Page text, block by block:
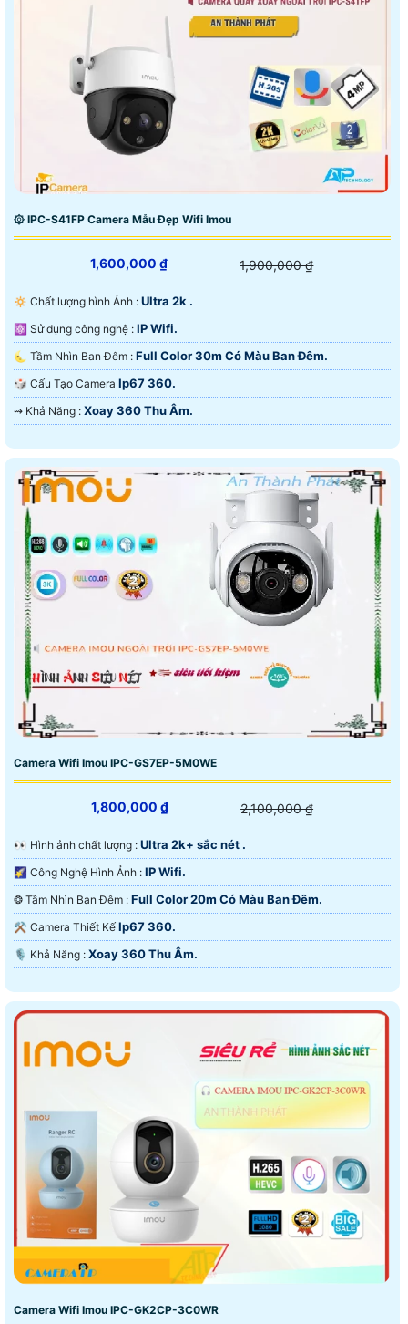
۞ IPC-S41FP Camera Mẫu Đẹp Wifi Imou
1,600,000 ₫ 1,900,000 ₫
🔅 Chất lượng hình Ảnh : Ultra 2k .
⚛️ Sử dụng công nghệ : IP Wifi.
🌜 Tầm Nhìn Ban Đêm : Full Color 30m Có Màu Ban Đêm.
🎲 Cấu Tạo Camera Ip67 360.
️⇝ Khả Năng : Xoay 360 Thu Âm.
Camera Wifi Imou IPC-GS7EP-5M0WE
1,800,000 ₫ 2,100,000 ₫
️👀 Hình ảnh chất lượng : Ultra 2k+ sắc nét .
🌠 Công Nghệ Hình Ảnh : IP Wifi.
❂ Tầm Nhìn Ban Đêm : Full Color 20m Có Màu Ban Đêm.
⚒ Camera Thiết Kế Ip67 360.
️🎙 Khả Năng : Xoay 360 Thu Âm.
Camera Wifi Imou IPC-GK2CP-3C0WR